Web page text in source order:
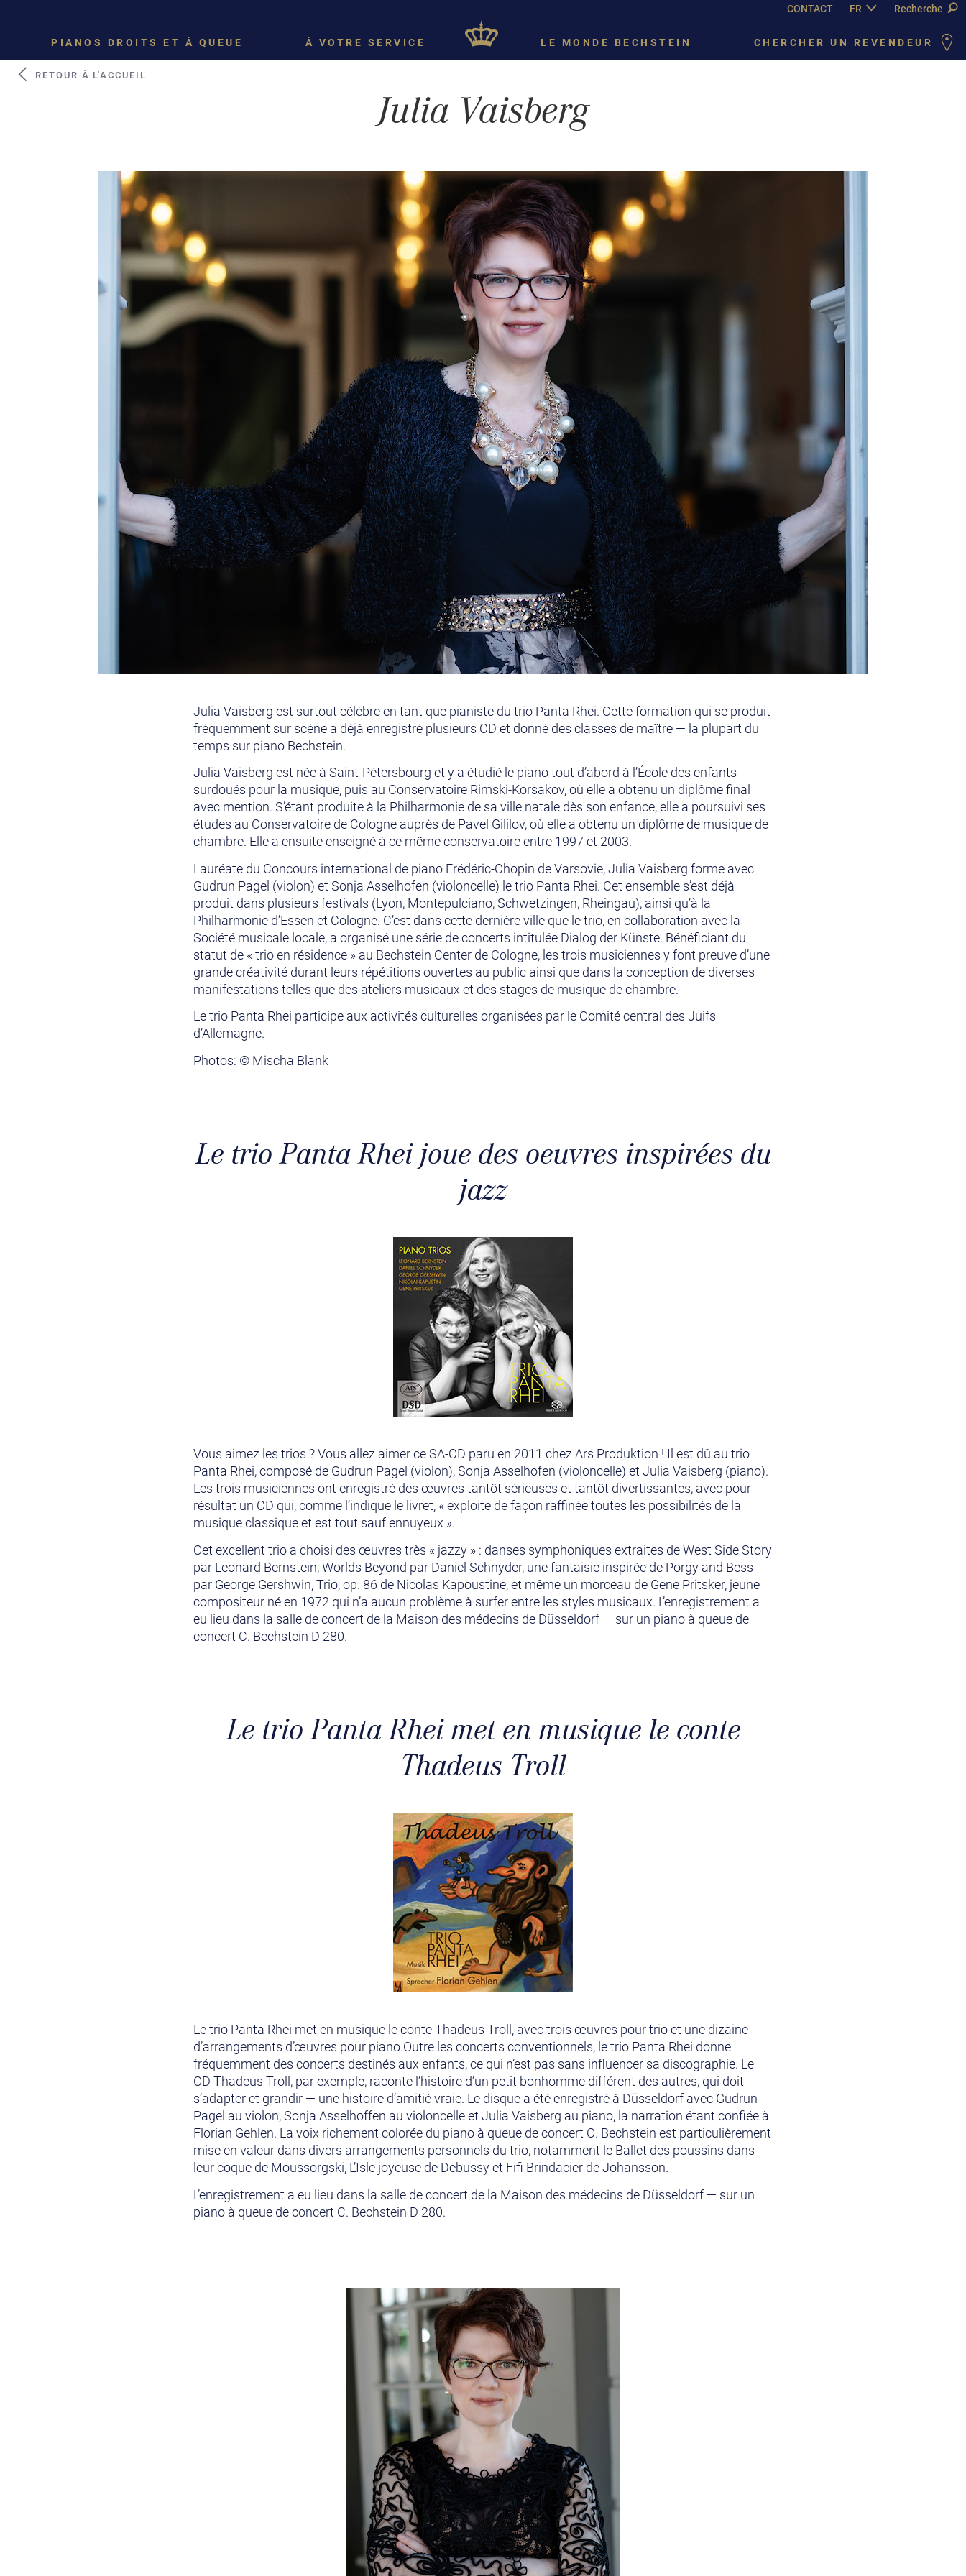
CONTACT FR DE EN PY
Recherche
PIANOS DROITS ET À QUEUE À VOTRE SERVICE LE MONDE BECHSTEIN CHERCHER UN REVENDEUR
Julia Vaisberg
RETOUR À L'ACCUEIL
Julia Vaisberg est surtout célèbre en tant que pianiste du trio Panta Rhei. Cette formation qui se produit
fréquemment sur scène a déjà enregistré plusieurs CD et donné des classes de maître — la plupart du
temps sur piano Bechstein.
Julia Vaisberg est née à Saint-Pétersbourg et y a étudié le piano tout d’abord à l’École des enfants
surdoués pour la musique, puis au Conservatoire Rimski-Korsakov, où elle a obtenu un diplôme final
avec mention. S’étant produite à la Philharmonie de sa ville natale dès son enfance, elle a poursuivi ses
études au Conservatoire de Cologne auprès de Pavel Gililov, où elle a obtenu un diplôme de musique de
chambre. Elle a ensuite enseigné à ce même conservatoire entre 1997 et 2003.
Lauréate du Concours international de piano Frédéric-Chopin de Varsovie, Julia Vaisberg forme avec
Gudrun Pagel (violon) et Sonja Asselhofen (violoncelle) le trio Panta Rhei. Cet ensemble s’est déjà
produit dans plusieurs festivals (Lyon, Montepulciano, Schwetzingen, Rheingau), ainsi qu’à la
Philharmonie d’Essen et Cologne. C’est dans cette dernière ville que le trio, en collaboration avec la
Société musicale locale, a organisé une série de concerts intitulée Dialog der Künste. Bénéficiant du
statut de « trio en résidence » au Bechstein Center de Cologne, les trois musiciennes y font preuve d’une
grande créativité durant leurs répétitions ouvertes au public ainsi que dans la conception de diverses
manifestations telles que des ateliers musicaux et des stages de musique de chambre.
Le trio Panta Rhei participe aux activités culturelles organisées par le Comité central des Juifs
d’Allemagne.
Photos: © Mischa Blank
Le trio Panta Rhei joue des oeuvres inspirées du
jazz
Vous aimez les trios ? Vous allez aimer ce SA-CD paru en 2011 chez Ars Produktion ! Il est dû au trio
Panta Rhei, composé de Gudrun Pagel (violon), Sonja Asselhofen (violoncelle) et Julia Vaisberg (piano).
Les trois musiciennes ont enregistré des œuvres tantôt sérieuses et tantôt divertissantes, avec pour
résultat un CD qui, comme l’indique le livret, « exploite de façon raffinée toutes les possibilités de la
musique classique et est tout sauf ennuyeux ».
Cet excellent trio a choisi des œuvres très « jazzy » : danses symphoniques extraites de West Side Story
par Leonard Bernstein, Worlds Beyond par Daniel Schnyder, une fantaisie inspirée de Porgy and Bess
par George Gershwin, Trio, op. 86 de Nicolas Kapoustine, et même un morceau de Gene Pritsker, jeune
compositeur né en 1972 qui n’a aucun problème à surfer entre les styles musicaux. L’enregistrement a
eu lieu dans la salle de concert de la Maison des médecins de Düsseldorf — sur un piano à queue de
concert C. Bechstein D 280.
Le trio Panta Rhei met en musique le conte
Thadeus Troll
Le trio Panta Rhei met en musique le conte Thadeus Troll, avec trois œuvres pour trio et une dizaine
d’arrangements d’œuvres pour piano.Outre les concerts conventionnels, le trio Panta Rhei donne
fréquemment des concerts destinés aux enfants, ce qui n’est pas sans influencer sa discographie. Le
CD Thadeus Troll, par exemple, raconte l’histoire d’un petit bonhomme différent des autres, qui doit
s’adapter et grandir — une histoire d’amitié vraie. Le disque a été enregistré à Düsseldorf avec Gudrun
Pagel au violon, Sonja Asselhoffen au violoncelle et Julia Vaisberg au piano, la narration étant confiée à
Florian Gehlen. La voix richement colorée du piano à queue de concert C. Bechstein est particulièrement
mise en valeur dans divers arrangements personnels du trio, notamment le Ballet des poussins dans
leur coque de Moussorgski, L’Isle joyeuse de Debussy et Fifi Brindacier de Johansson.
L’enregistrement a eu lieu dans la salle de concert de la Maison des médecins de Düsseldorf — sur un
piano à queue de concert C. Bechstein D 280.